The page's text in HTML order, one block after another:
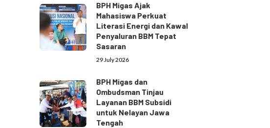
BPH Migas Ajak
Mahasiswa Perkuat
Literasi Energi dan Kawal
Penyaluran BBM Tepat
Sasaran
29 July 2026
BPH Migas dan
Ombudsman Tinjau
Layanan BBM Subsidi
untuk Nelayan Jawa
Tengah